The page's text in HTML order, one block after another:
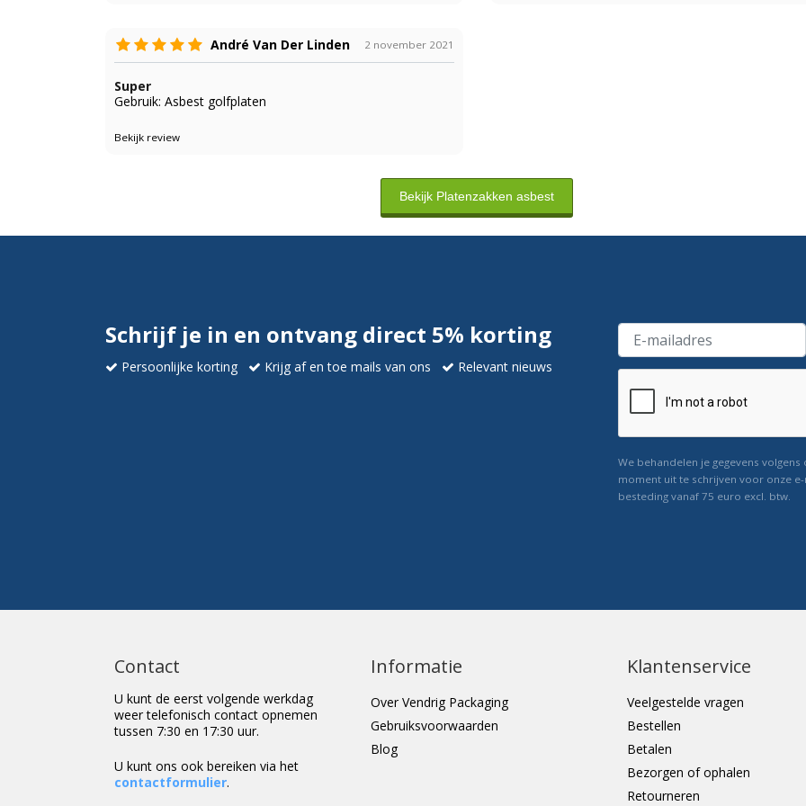
André Van Der Linden 2 november 2021
Super
Gebruik: Asbest golfplaten
Bekijk review
Bekijk Platenzakken asbest
Schrijf je in en ontvang direct 5% korting
Persoonlijke korting Krijg af en toe mails van ons Relevant nieuws
We behandelen je gegevens volgens
moment uit te schrijven voor onze
besteding vanaf 75 euro excl. btw.
Contact
U kunt de eerst volgende werkdag
weer telefonisch contact opnemen
tussen 7:30 en 17:30 uur.
U kunt ons ook bereiken via het
contactformulier.
Informatie
Over Vendrig Packaging
Gebruiksvoorwaarden
Blog
Klantenservice
Veelgestelde vragen
Bestellen
Betalen
Bezorgen of ophalen
Retourneren